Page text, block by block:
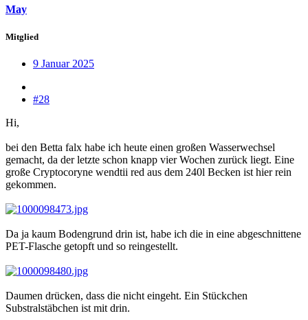
May
Mitglied
9 Januar 2025
#28
Hi,
bei den Betta falx habe ich heute einen großen Wasserwechsel
gemacht, da der letzte schon knapp vier Wochen zurück liegt. Eine
große Cryptocoryne wendtii red aus dem 240l Becken ist hier rein
gekommen.
Da ja kaum Bodengrund drin ist, habe ich die in eine abgeschnittene
PET-Flasche getopft und so reingestellt.
Daumen drücken, dass die nicht eingeht. Ein Stückchen
Substralstäbchen ist mit drin.